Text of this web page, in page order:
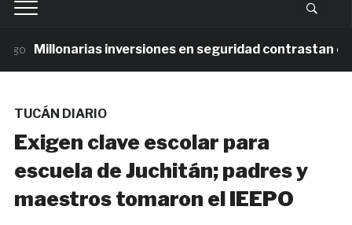
Millonarias inversiones en seguridad contrastan con
TUCÁN DIARIO
Exigen clave escolar para
escuela de Juchitán; padres y
maestros tomaron el IEEPO